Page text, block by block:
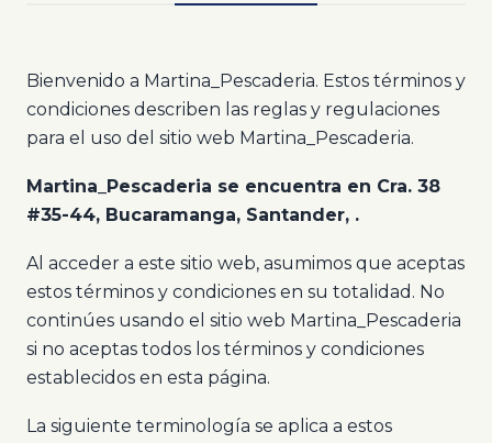
Bienvenido a Martina_Pescaderia. Estos términos y
condiciones describen las reglas y regulaciones
para el uso del sitio web Martina_Pescaderia.
Martina_Pescaderia se encuentra en Cra. 38
#35-44, Bucaramanga, Santander, .
Al acceder a este sitio web, asumimos que aceptas
estos términos y condiciones en su totalidad. No
continúes usando el sitio web Martina_Pescaderia
si no aceptas todos los términos y condiciones
establecidos en esta página.
La siguiente terminología se aplica a estos